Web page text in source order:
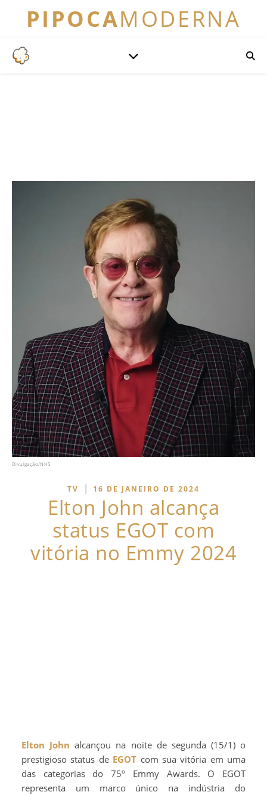
PIPOCAMODERNA
Divulgação/NHS
TV | 16 DE JANEIRO DE 2024
Elton John alcança
status EGOT com
vitória no Emmy 2024
Elton John alcançou na noite de segunda (15/1) o
prestigioso status de EGOT com sua vitória em uma
das categorias do 75º Emmy Awards. O EGOT
representa um marco único na indústria do